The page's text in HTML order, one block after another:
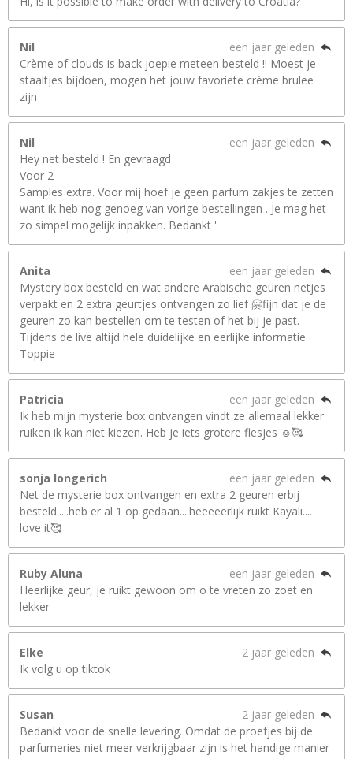
Nil
een jaar geleden
Crème of clouds is back joepie meteen besteld !! Moest je
staaltjes bijdoen, mogen het jouw favoriete crème brulee
zijn
Nil
een jaar geleden
Hey net besteld ! En gevraagd
Voor 2
Samples extra. Voor mij hoef je geen parfum zakjes te zetten
want ik heb nog genoeg van vorige bestellingen . Je mag het
zo simpel mogelijk inpakken. Bedankt '
Anita
een jaar geleden
Mystery box besteld en wat andere Arabische geuren netjes
verpakt en 2 extra geurtjes ontvangen zo lief 🤗fijn dat je de
geuren zo kan bestellen om te testen of het bij je past.
Tijdens de live altijd hele duidelijke en eerlijke informatie
Toppie
Patricia
een jaar geleden
Ik heb mijn mysterie box ontvangen vindt ze allemaal lekker
ruiken ik kan niet kiezen. Heb je iets grotere flesjes ☺️🥰
sonja longerich
een jaar geleden
Net de mysterie box ontvangen en extra 2 geuren erbij
besteld.....heb er al 1 op gedaan....heeeeerlijk ruikt Kayali....
love it🥰
Ruby Aluna
een jaar geleden
Heerlijke geur, je ruikt gewoon om o te vreten zo zoet en
lekker
Elke
2 jaar geleden
Ik volg u op tiktok
Susan
2 jaar geleden
Bedankt voor de snelle levering. Omdat de proefjes bij de
parfumeries niet meer verkrijgbaar zijn is het handige manier